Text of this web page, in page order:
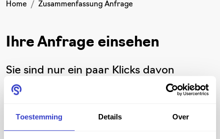
Toestemming Details Over
Home Zusammenfassung Anfrage
Ihre Anfrage einsehen
Sie sind nur ein paar Klicks davon
entfernt, Ihr Anfrage zu
einen Moment Zeit, um Ihren Anfrage zu
überprüfen und sicherzustellen, dass alle